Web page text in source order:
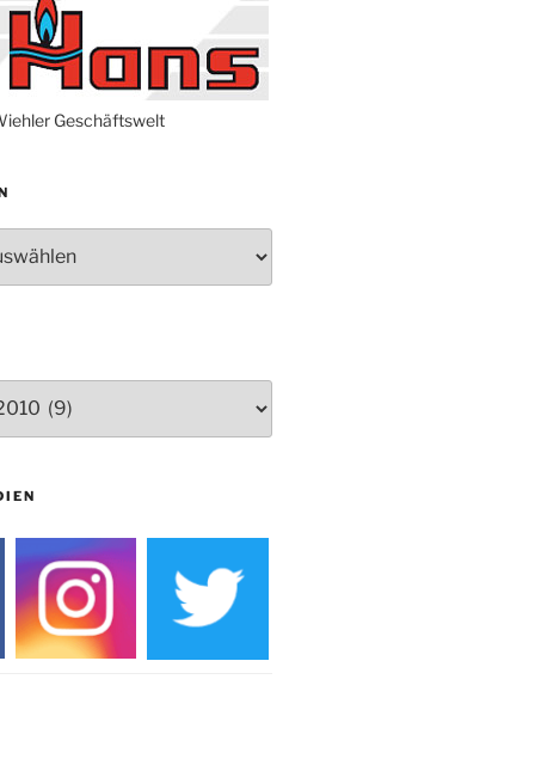
am Ehrenmal
an der
Kirche
Frauenchor
im Ev. Gemeindehaus
Burghaus
rund um die
Geschäftswelt